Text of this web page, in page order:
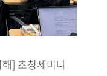
] 초청세미나